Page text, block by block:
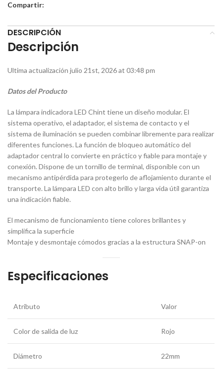
Compartir:
DESCRIPCIÓN
Descripción
Ultima actualización julio 21st, 2026 at 03:48 pm
Datos del Producto
La lámpara indicadora LED Chint tiene un diseño modular. El
sistema operativo, el adaptador, el sistema de contacto y el
sistema de iluminación se pueden combinar libremente para realizar
diferentes funciones. La función de bloqueo automático del
adaptador central lo convierte en práctico y fiable para montaje y
conexión. Dispone de un tornillo de terminal, disponible con un
mecanismo antipérdida para protegerlo de aflojamiento durante el
transporte. La lámpara LED con alto brillo y larga vida útil garantiza
una indicación fiable.
El mecanismo de funcionamiento tiene colores brillantes y
simplifica la superficie
Montaje y desmontaje cómodos gracias a la estructura SNAP-on
Especificaciones
Atributo Valor
Color de salida de luz Rojo
Diámetro 22mm